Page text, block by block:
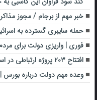
خبر مهم از برجام / مجوز
حمله سایبری گسترده به
فوری | واریزی دولت برای
افتتاح ۲۰۳ پروژه ارتباطی در استان کرمانشاه
وعده مهم دولت درباره بورس |